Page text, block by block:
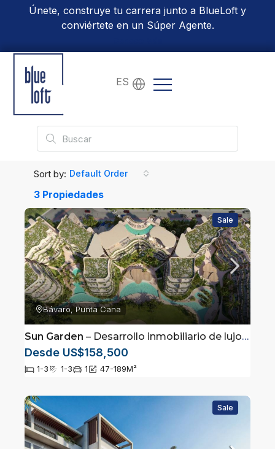
Únete, construye tu carrera junto a BlueLoft y
conviértete en un Súper Agente.
ES
3 Propiedades
Sort by: Default Order
Sale
Bávaro, Punta Cana
Sun Garden – Desarrollo inmobiliario de lujo ubicado en Cabeza de Toro, Punta Cana
Desde US$158,500
1-3 1-3 1 47-189M²
Sale